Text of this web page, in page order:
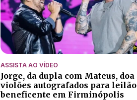
ASSISTA AO VÍDEO
Jorge, da dupla com Mateus, doa
violões autografados para leilão
beneficente em Firminópolis